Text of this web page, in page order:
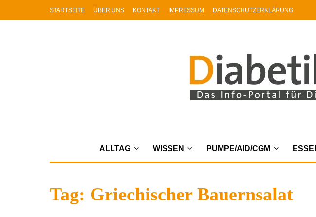
STARTSEITE ÜBER UNS KONTAKT IMPRESSUM DATENSCHUTZERKLÄRUNG
ALLTAG WISSEN PUMPE/AID/CGM
Tag: Griechischer Bauernsalat